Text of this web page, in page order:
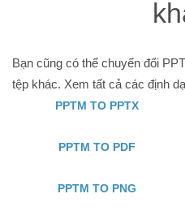
Bạn cũng có thể chuyển đổi
tệp khác. Xem tất cả các định
PPTM TO PPTX
PPTM TO PDF
PPTM TO PNG